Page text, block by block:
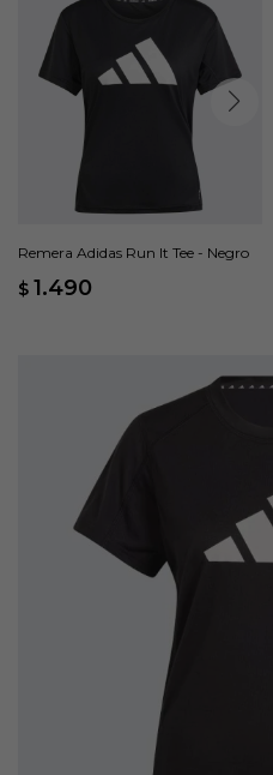
Remera Adidas Run It Tee - Negro
$ 1.490